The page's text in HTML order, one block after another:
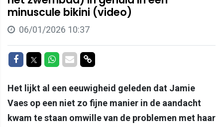
minuscule bikini (video)
06/01/2026 10:37
Delen op Facebook
Delen op Twitter
Delen op Whatsapp
Delen via Mail
Delen via link
Het lijkt al een eeuwigheid geleden dat Jamie
Vaes op een niet zo fijne manier in de aandacht
kwam te staan omwille van de problemen met haar